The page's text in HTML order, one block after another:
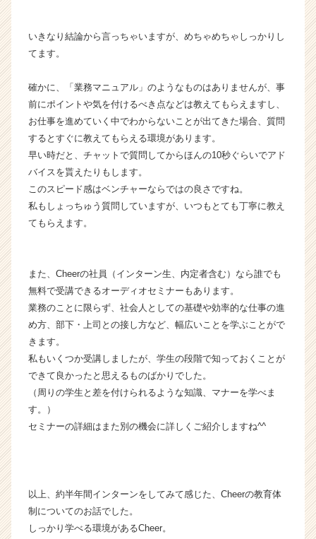
ト
キ
ャ
リ
（C
h
e
e
r
e
r）
いきなり結論から言っちゃいますが、めちゃめちゃしっかりし
てます。
確かに、「業務マニュアル」のようなものはありませんが、事
前にポイントや気を付けるべき点などは教えてもらえますし、
お仕事を進めていく中でわからないことが出てきた場合、質問
するとすぐに教えてもらえる環境があります。
早い時だと、チャットで質問してからほんの10秒ぐらいでアド
バイスを貰えたりもします。
このスピード感はベンチャーならではの良さですね。
私もしょっちゅう質問していますが、いつもとても丁寧に教え
てもらえます。
また、Cheerの社員（インターン生、内定者含む）なら誰でも
無料で受講できるオーディオセミナーもあります。
業務のことに限らず、社会人としての基礎や効率的な仕事の進
め方、部下・上司との接し方など、幅広いことを学ぶことがで
きます。
私もいくつか受講しましたが、学生の段階で知っておくことが
できて良かったと思えるものばかりでした。
（周りの学生と差を付けられるような知識、マナーを学べま
す。）
セミナーの詳細はまた別の機会に詳しくご紹介しますね^^
以上、約半年間インターンをしてみて感じた、Cheerの教育体
制についてのお話でした。
しっかり学べる環境があるCheer。